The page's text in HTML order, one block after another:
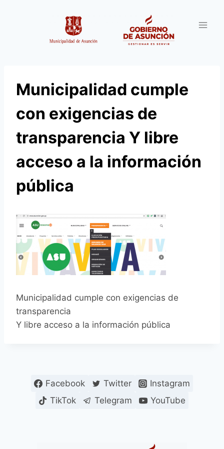
Municipalidad cumple
con exigencias de
transparencia Y libre
acceso a la información
pública
Municipalidad cumple con exigencias de
transparencia
Y libre acceso a la información pública
Facebook Twitter
Instagram
TikTok
Telegram YouTube